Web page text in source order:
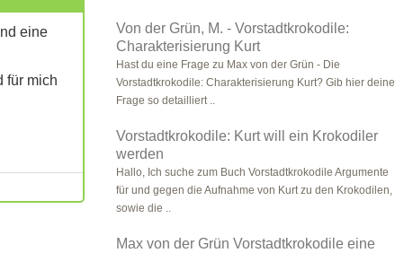
eine
für mich
Von der Grün, M. - Vorstadtkrokodile:
Charakterisierung Kurt
Hast du eine Frage zu Max von der Grün - Die
Vorstadtkrokodile: Charakterisierung Kurt? Gib hier deine
Frage so detailliert ..
Vorstadtkrokodile: Kurt will ein Krokodiler
werden
Hallo, Ich suche zum Buch Vorstadtkrokodile Argumente
für und gegen die Aufnahme von Kurt zu den Krokodilen,
sowie die ..
Max von der Grün Vorstadtkrokodile eine